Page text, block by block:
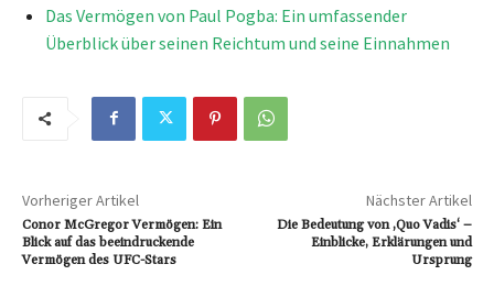
Das Vermögen von Paul Pogba: Ein umfassender
Überblick über seinen Reichtum und seine Einnahmen
Vorheriger Artikel
Conor McGregor Vermögen: Ein
Blick auf das beeindruckende
Vermögen des UFC-Stars
Nächster Artikel
Die Bedeutung von ‚Quo Vadis‘ –
Einblicke, Erklärungen und
Ursprung